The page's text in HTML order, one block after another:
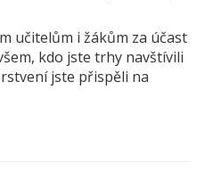
učitelům i žákům za účast
kdo jste trhy navštívili
jste přispěli na